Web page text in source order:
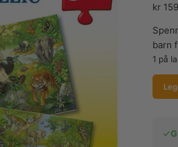
kr
barn
1 på